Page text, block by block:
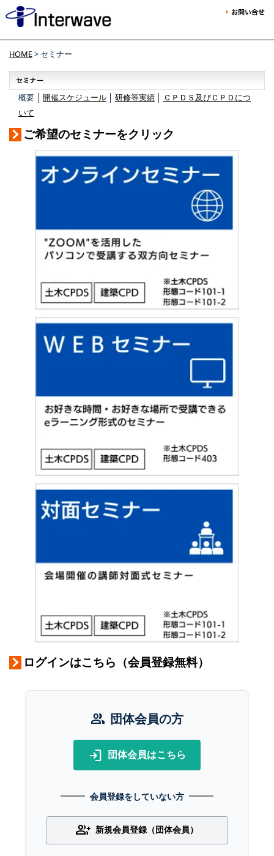
HOME> セミナー
概要 │ 開催スケジュール 研修等実績
ＣＰＤＳ及びＣＰＤにつ
いて
ご希望のセミナーをクリック
ログインはこちら（会員登録無料）
group 団体会員の方
login 団体会員はこちら
会員登録をしていない方
group_add 新規会員登録（団体会員）